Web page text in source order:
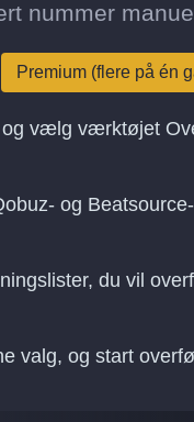
nummer
Premium (flere på én
og vælg værktøjet
og
du vil
valg, og start